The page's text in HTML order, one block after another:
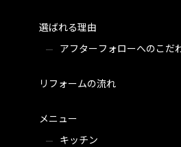
選ばれる理由
アフターフォローへのこだ
リフォームの流れ
メニュー
キッチン